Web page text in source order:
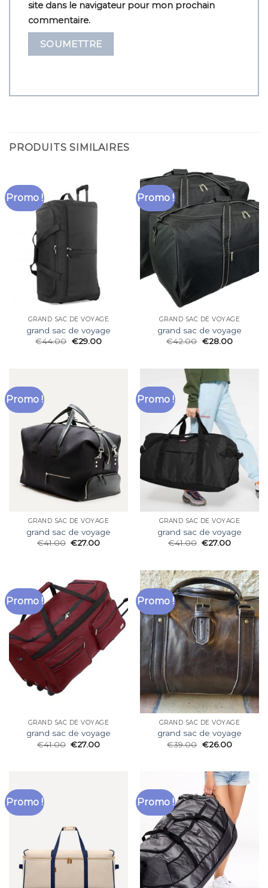
site dans le navigateur pour mon prochain
commentaire.
PRODUITS SIMILAIRES
Promo !
GRAND SAC DE VOYAGE
grand sac de voyage
€44.00 €29.00
Promo !
GRAND SAC DE VOYAGE
grand sac de voyage
€42.00 €28.00
Promo !
GRAND SAC DE VOYAGE
grand sac de voyage
€41.00 €27.00
Promo !
GRAND SAC DE VOYAGE
grand sac de voyage
€41.00 €27.00
Promo !
GRAND SAC DE VOYAGE
grand sac de voyage
€41.00 €27.00
Promo !
GRAND SAC DE VOYAGE
grand sac de voyage
€39.00 €26.00
Promo ! Promo !